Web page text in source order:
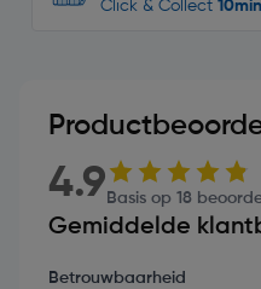
Click & Collect 10min
4.9 Basis op 18
Gemiddelde
Betrouwbaarheid